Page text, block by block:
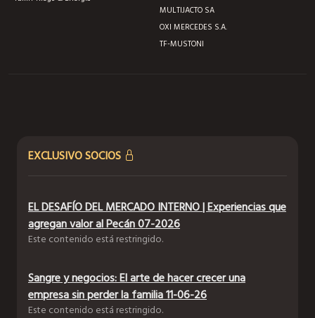
MULTIJACTO SA
OXI MERCEDES S.A.
TF-MUSTONI
EXCLUSIVO SOCIOS
EL DESAFÍO DEL MERCADO INTERNO | Experiencias que
agregan valor al Pecán 07-2026
Este contenido está restringido.
Sangre y negocios: El arte de hacer crecer una
empresa sin perder la familia 11-06-26
Este contenido está restringido.